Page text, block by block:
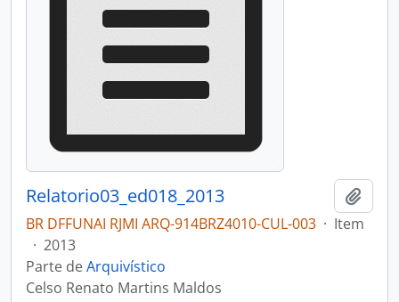
Relatorio03_ed018_2013
BR DFFUNAI RJMI ARQ-914BRZ4010-CUL-003 · Item
· 2013
Parte deArquivístico
Celso Renato Martins Maldos